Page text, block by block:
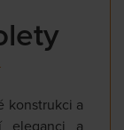
konstrukci a
eleganci a